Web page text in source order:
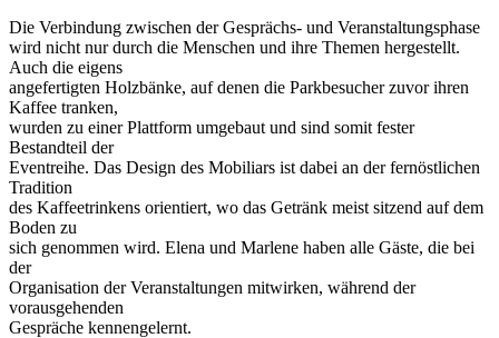
Die Verbindung zwischen der Gesprächs- und Veranstaltungsphase
wird nicht nur durch die Menschen und ihre Themen hergestellt.
Auch die eigens
angefertigten Holzbänke, auf denen die Parkbesucher zuvor ihren
Kaffee tranken,
wurden zu einer Plattform umgebaut und sind somit fester
Bestandteil der
Eventreihe. Das Design des Mobiliars ist dabei an der fernöstlichen
Tradition
des Kaffeetrinkens orientiert, wo das Getränk meist sitzend auf dem
Boden zu
sich genommen wird. Elena und Marlene haben alle Gäste, die bei
der
Organisation der Veranstaltungen mitwirken, während der
vorausgehenden
Gespräche kennengelernt.